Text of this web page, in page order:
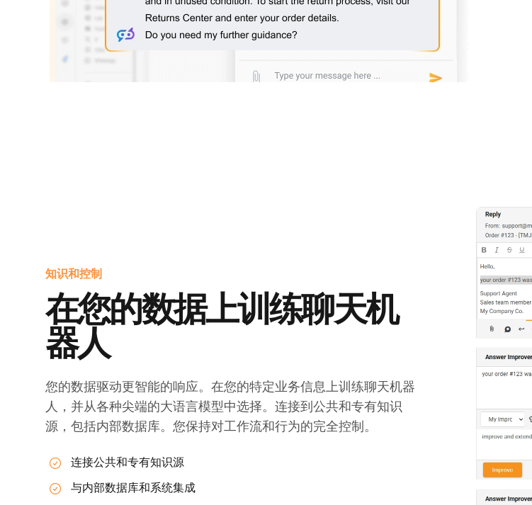
知识和控制
在您的数据上训练聊天机
器人
您的数据驱动更智能的响应。在您的特定业务信息上训练聊天机器
人，并从各种尖端的大语言模型中选择。连接到公共和专有知识
源，包括内部数据库。您保持对工作流和行为的完全控制。
连接公共和专有知识源
与内部数据库和系统集成